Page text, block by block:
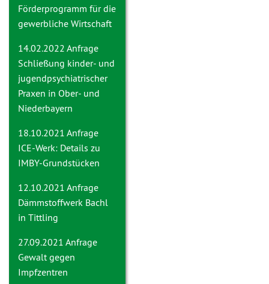
Förderprogramm für die
gewerbliche Wirtschaft
14.02.2022 Anfrage
Schließung kinder- und
jugendpsychiatrischer
Praxen in Ober- und
Niederbayern
18.10.2021 Anfrage
ICE-Werk: Details zu
IMBY-Grundstücken
12.10.2021 Anfrage
Dämmstoffwerk Bachl
in Tittling
27.09.2021 Anfrage
Gewalt gegen
Impfzentren